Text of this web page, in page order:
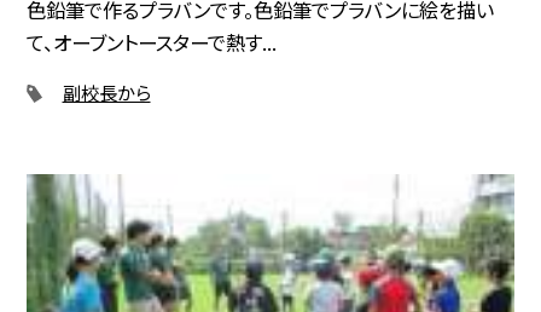
色鉛筆で作るプラバンです。色鉛筆でプラバンに絵を描い
て、オーブントースターで熱す...
副校長から